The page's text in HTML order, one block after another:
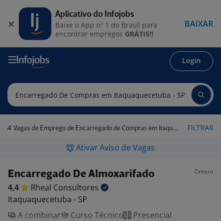
Login
4 Vagas de Emprego de Encarregado de Compras em Itaquaquecetuba - SP FILTRAR
Ativar Aviso de Vagas
Encarregado De Almoxarifado Ontem
4,4 Rheal Consultores
Itaquaquecetuba - SP
A combinar
Curso Técnico Presencial
Aplicativo do Infojobs
Baixe o App nº 1 do Brasil para
encontrar empregos GRÁTIS!!
BAIXAR